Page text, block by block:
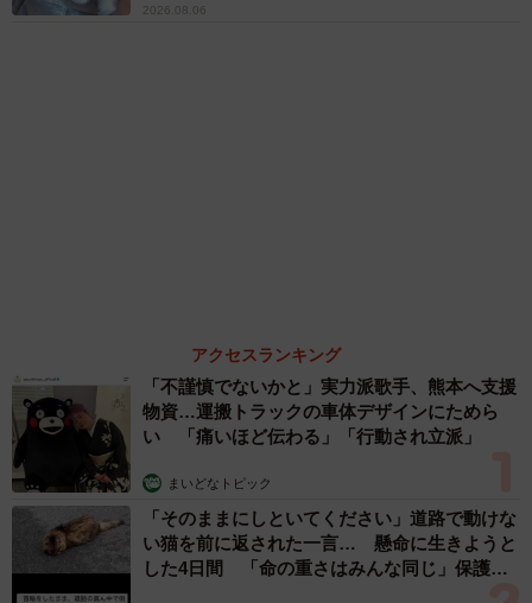
娘のイラストです」
【漫画】「高い家賃を払えるのに、まだ欲し
い？」高級レジデンスの七夕飾り、書かれた願
い事にびっくり 人の欲には終わりがないのか
松波 穂乃圭
大河出演の39歳俳優 真夏の海で赤銅色の肉体
美を連投 「バッキバキだな」「ばり渋いで
す」
まいどなトピック